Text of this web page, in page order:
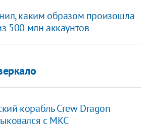
каким образом произошла
500 млн аккаунтов
корабль Crew Dragon
с МКС